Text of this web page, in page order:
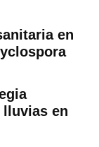
en
lluvias en